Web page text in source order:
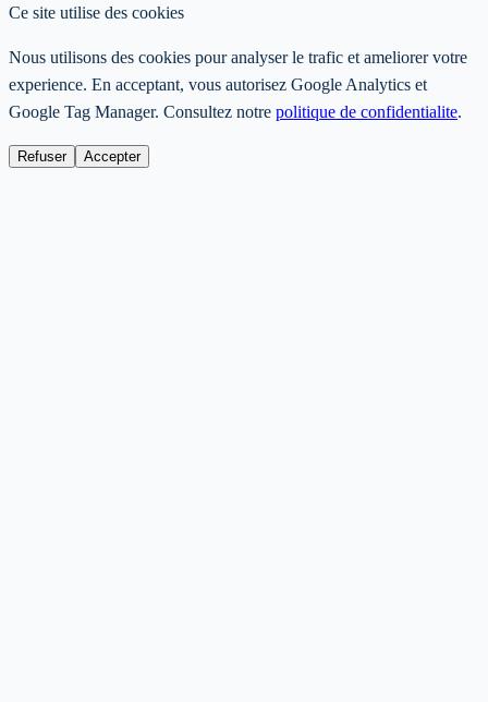
Ce site utilise des cookies
Nous utilisons des cookies pour analyser le trafic et ameliorer votre
experience. En acceptant, vous autorisez Google Analytics et
Google Tag Manager. Consultez notre politique de confidentialite.
Refuser Accepter